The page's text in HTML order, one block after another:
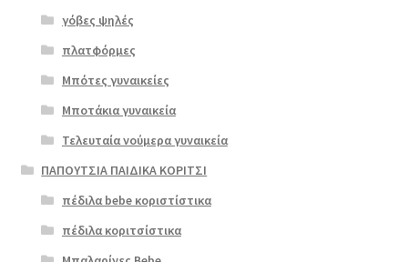
γόβες ψηλές
πλατφόρμες
Μπότες γυναικείες
Μποτάκια γυναικεία
Τελευταία νούμερα γυναικεία
ΠΑΠΟΥΤΣΙΑ ΠΑΙΔΙΚΑ ΚΟΡΙΤΣΙ
πέδιλα bebe κοριστίστικα
πέδιλα κοριτσίστικα